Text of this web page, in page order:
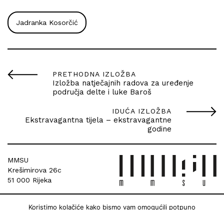
Jadranka Kosorčić
PRETHODNA IZLOŽBA
Izložba natječajnih radova za uređenje
područja delte i luke Baroš
IDUĆA IZLOŽBA
Ekstravagantna tijela – ekstravagantne
godine
MMSU
Krešimirova 26c
51 000 Rijeka
Koristimo kolačiće kako bismo vam omogućili potpuno